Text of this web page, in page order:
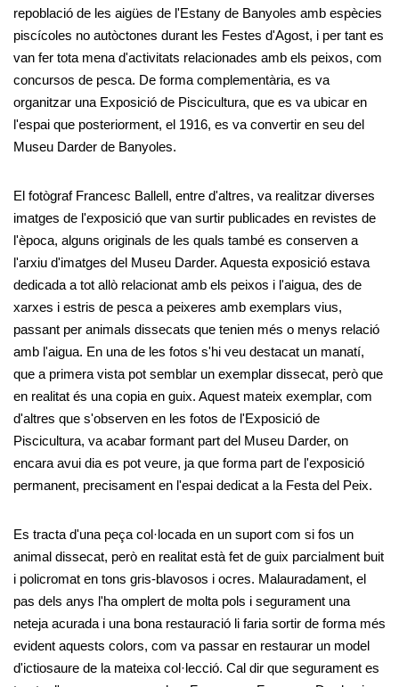
repoblació de les aigües de l'Estany de Banyoles amb espècies
piscícoles no autòctones durant les Festes d'Agost, i per tant es
van fer tota mena d'activitats relacionades amb els peixos, com
concursos de pesca. De forma complementària, es va
organitzar una Exposició de Piscicultura, que es va ubicar en
l'espai que posteriorment, el 1916, es va convertir en seu del
Museu Darder de Banyoles.
El fotògraf Francesc Ballell, entre d'altres, va realitzar diverses
imatges de l'exposició que van surtir publicades en revistes de
l'època, alguns originals de les quals també es conserven a
l'arxiu d'imatges del Museu Darder. Aquesta exposició estava
dedicada a tot allò relacionat amb els peixos i l'aigua, des de
xarxes i estris de pesca a peixeres amb exemplars vius,
passant per animals dissecats que tenien més o menys relació
amb l'aigua. En una de les fotos s'hi veu destacat un manatí,
que a primera vista pot semblar un exemplar dissecat, però que
en realitat és una copia en guix. Aquest mateix exemplar, com
d'altres que s'observen en les fotos de l'Exposició de
Piscicultura, va acabar formant part del Museu Darder, on
encara avui dia es pot veure, ja que forma part de l'exposició
permanent, precisament en l'espai dedicat a la Festa del Peix.
Es tracta d'una peça col·locada en un suport com si fos un
animal dissecat, però en realitat està fet de guix parcialment buit
i policromat en tons gris-blavosos i ocres. Malauradament, el
pas dels anys l'ha omplert de molta pols i segurament una
neteja acurada i una bona restauració li faria sortir de forma més
evident aquests colors, com va passar en restaurar un model
d'ictiosaure de la mateixa col·lecció. Cal dir que segurament es